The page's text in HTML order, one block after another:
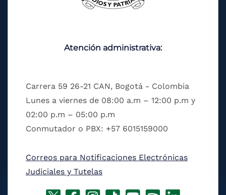
Atención administrativa:
Carrera 59 26-21 CAN, Bogotá - Colombia
Lunes a viernes de 08:00 a.m – 12:00 p.m y
02:00 p.m – 05:00 p.m
Conmutador o PBX: +57 6015159000
Correos para Notificaciones Electrónicas
Judiciales y Tutelas